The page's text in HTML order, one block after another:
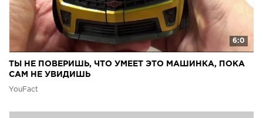
6:0
ТЫ НЕ ПОВЕРИШЬ, ЧТО УМЕЕТ ЭТО МАШИНКА, ПОКА
САМ НЕ УВИДИШЬ
YouFact